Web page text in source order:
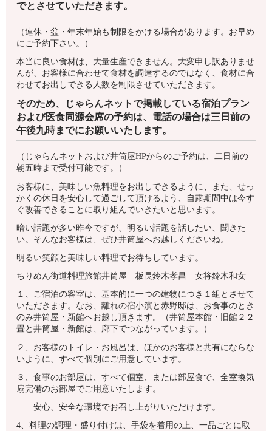
でとさせていただきます。
（連休・盆・年末年始も制限をかける場合があります。お早め
にご予約下さい。）
本当に良い食材は、大量生産できません。大変申し訳ありませ
んが、お客様に合わせて食材を調達するのではなく、食材に合
わせてお出しできる人数を制限させていただきます。
そのため、じゃらんネットで掲載している宿泊プラン
および医食同源会席の予約は、電話の場合は三日前の
午後九時までにお願いいたします。
（じゃらんネットおよび井筒屋HPからのご予約は、二日前の
朝五時まで受付可能です。）
お客様に、美味しい魚料理をお出しできるように、また、せっ
かくの休日を安心して過ごして頂けるよう、自粛期間中は今す
ぐ改善できることに取り組んでいきたいと思います。
暗い話題が多い昨今ですが、明るい話題を話したい、聞きた
い。そんなお客様は、ぜひ井筒屋へお越しくださいね。
明るい笑顔と美味しい料理でお待ちしています。
ちりめん街道料理旅館井筒屋 板長鈴木孝昌 女将鈴木和女
１、ご宿泊の客室は、基本的に一つの建物につき１組とさせて
いただきます。なお、離れの宿小濱と赤野邸は、お食事のとき
のみ井筒屋・新館へお越し頂きます。（井筒屋本館・旧館２２
畳と井筒屋・新館は、廊下でつながっています。）
２、お客様のトイレ・お風呂は、ほかのお客様と共有にならな
いように、すべて個別にご用意しています。
３、食事のお部屋は、すべて個室、または部屋食で、全室換気
扇完備のお部屋でご用意いたします。
安心、安全な環境でお召し上がりいただけます。
4、料理の調理・盛り付けは、手袋を着用の上、一品ごとに取